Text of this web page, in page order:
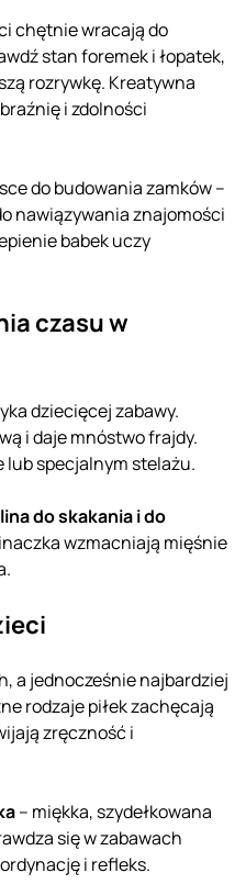
chętnie wracają do
stan foremek i łopatek,
rozrywkę. Kreatywna
i zdolności
do budowania zamków –
nawiązywania znajomości
babek uczy
czasu w
dziecięcej zabawy.
i daje mnóstwo frajdy.
lub specjalnym stelażu.
lina do skakania i do
wzmacniają mięśnie
a jednocześnie najbardziej
rodzaje piłek zachęcają
zręczność i
– miękka, szydełkowana
się w zabawach
i refleks.